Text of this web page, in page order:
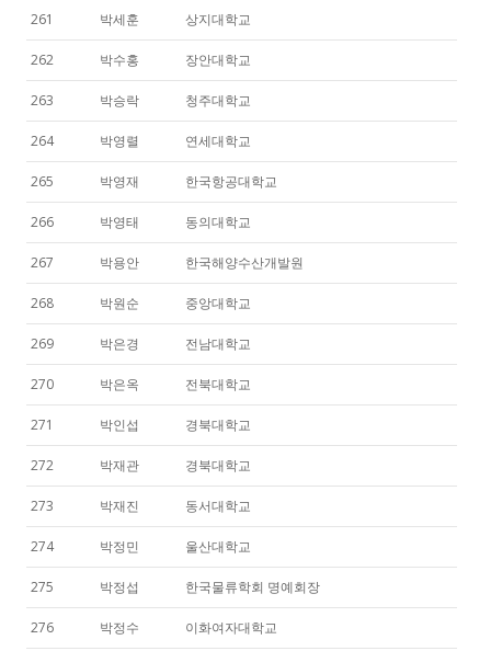
261 박세훈 상지대학교
262 박수홍 장안대학교
263 박승락 청주대학교
264 박영렬 연세대학교
265 박영재 한국항공대학교
266 박영태 동의대학교
267 박용안 한국해양수산개발원
268 박원순 중앙대학교
269 박은경 전남대학교
270 박은옥 전북대학교
271 박인섭 경북대학교
272 박재관 경북대학교
273 박재진 동서대학교
274 박정민 울산대학교
275 박정섭 한국물류학회 명예회장
276 박정수 이화여자대학교